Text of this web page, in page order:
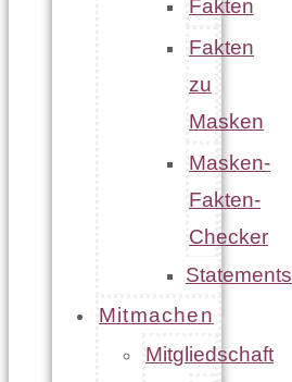
Fakten
Fakten
zu
Masken
Masken-
Fakten-
Checker
Statements
Mitmachen
Mitgliedschaft